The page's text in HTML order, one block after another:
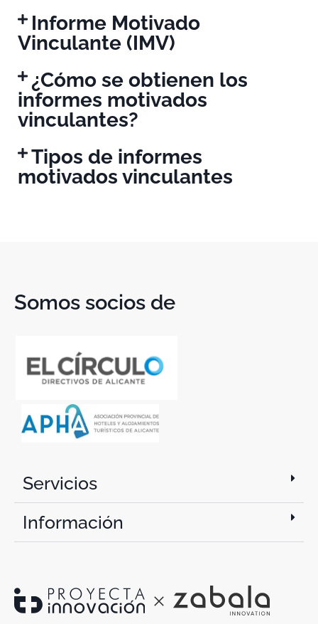
Informe Motivado
Vinculante (IMV)
¿Cómo se obtienen los
informes motivados
vinculantes?
Tipos de informes
motivados vinculantes
Somos socios de
Servicios
Información